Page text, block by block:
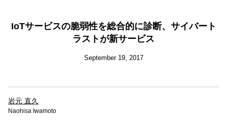
IoTサービスの脆弱性を総合的に診断、サイバート
ラストが新サービス
September 19, 2017
岩元 直久
Naohisa Iwamoto